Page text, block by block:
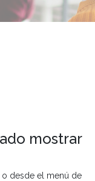
mostrar
o desde el menú de